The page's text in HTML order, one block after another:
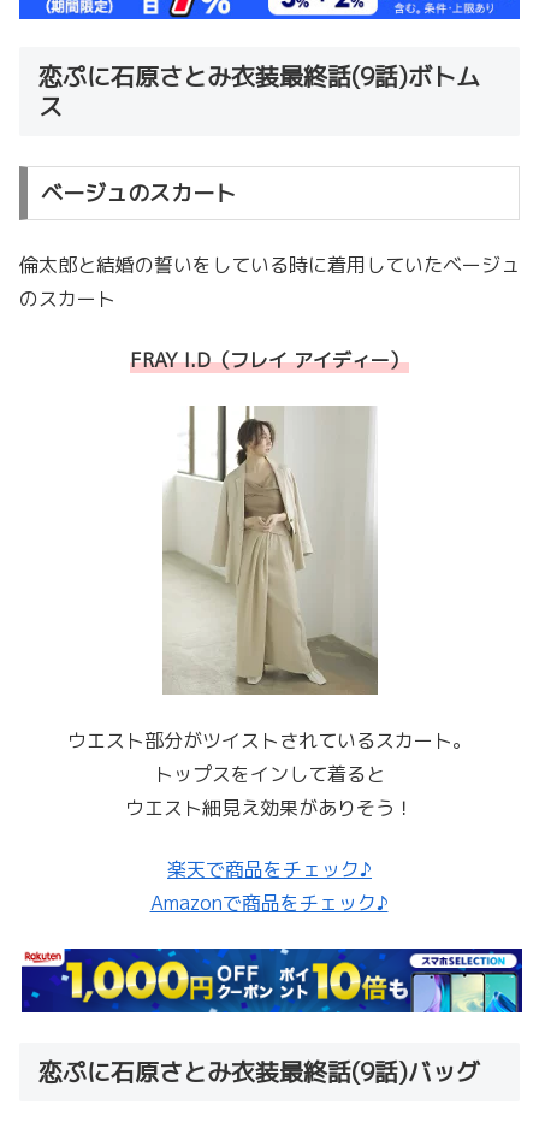
恋ぷに石原さとみ衣装最終話(9話)ボトム
ス
ベージュのスカート
倫太郎と結婚の誓いをしている時に着用していたベージュ
のスカート
FRAY I.D（フレイ アイディー）
ウエスト部分がツイストされているスカート。
トップスをインして着ると
ウエスト細見え効果がありそう！
楽天で商品をチェック♪
Amazonで商品をチェック♪
恋ぷに石原さとみ衣装最終話(9話)バッグ